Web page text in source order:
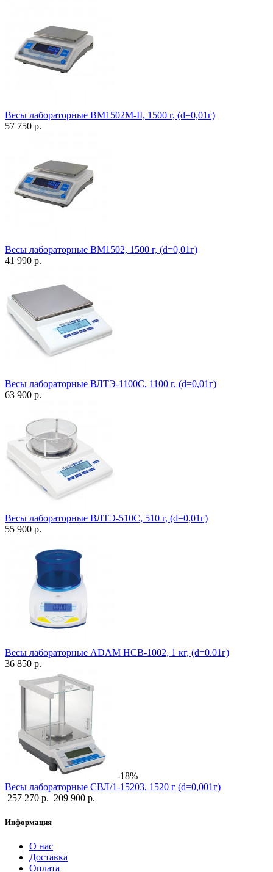
Весы лабораторные ВМ1502М-II, 1500 г, (d=0,01г)
57 750 р.
Весы лабораторные ВМ1502, 1500 г, (d=0,01г)
41 990 р.
Весы лабораторные ВЛТЭ-1100С, 1100 г, (d=0,01г)
63 900 р.
Весы лабораторные ВЛТЭ-510С, 510 г, (d=0,01г)
55 900 р.
Весы лабораторные ADAM HCB-1002, 1 кг, (d=0.01г)
36 850 р.
-18%
Весы лабораторные СВЛ/1-15203, 1520 г (d=0,001г)
257 270 р. 209 900 р.
Информация
О нас
Доставка
Оплата